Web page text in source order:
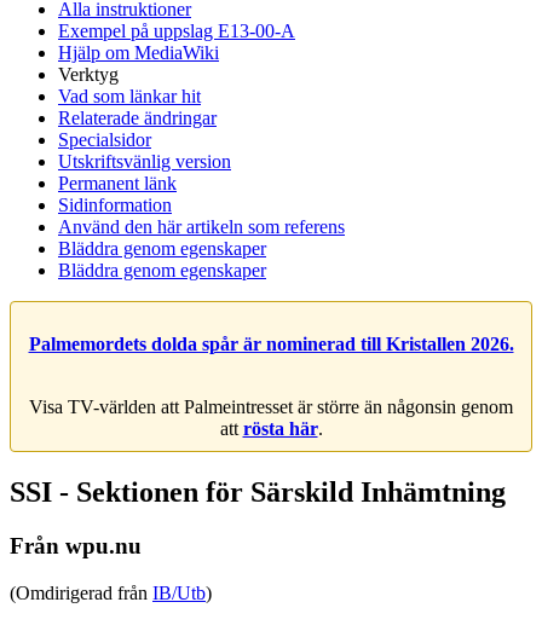
Alla instruktioner
Exempel på uppslag E13-00-A
Hjälp om MediaWiki
Verktyg
Vad som länkar hit
Relaterade ändringar
Specialsidor
Utskriftsvänlig version
Permanent länk
Sidinformation
Använd den här artikeln som referens
Bläddra genom egenskaper
Bläddra genom egenskaper
Palmemordets dolda spår är nominerad till Kristallen 2026.
Visa TV-världen att Palmeintresset är större än någonsin genom
att rösta här.
SSI - Sektionen för Särskild Inhämtning
Från wpu.nu
(Omdirigerad från IB/Utb)